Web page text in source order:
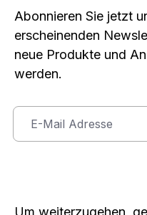
Abonnieren Sie jetzt
erscheinenden
neue Produkte und
werden.
Um weiterzugehen,